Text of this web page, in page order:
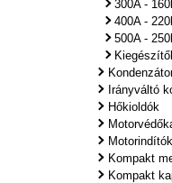
300A -
400A -
500A -
Irányváltó
Hőkioldók
Motorindítók
Kompakt
Kompakt